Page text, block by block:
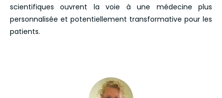
scientifiques ouvrent la voie à une médecine plus
personnalisée et potentiellement transformative pour les
patients.